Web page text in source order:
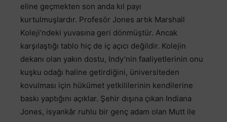
eline geçmekten son anda kıl payı
kurtulmuşlardır. Profesör Jones artık Marshall
Koleji’ndeki yuvasına geri dönmüştür. Ancak
karşılaştığı tablo hiç de iç açıcı değildir. Kolejin
dekanı olan yakın dostu, Indy’nin faaliyetlerinin onu
kuşku odağı haline getirdiğini, üniversiteden
kovulması için hükümet yetkililerinin kendilerine
baskı yaptığını açıklar. Şehir dışına çıkan Indiana
Jones, isyankâr ruhlu bir genç adam olan Mutt ile